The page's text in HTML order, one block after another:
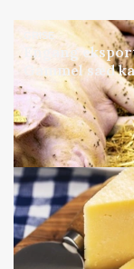
GRISE
Engang
Gammel sæd